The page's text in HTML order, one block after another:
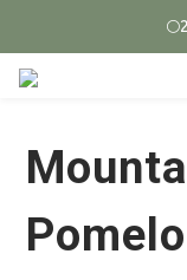
Pomelo